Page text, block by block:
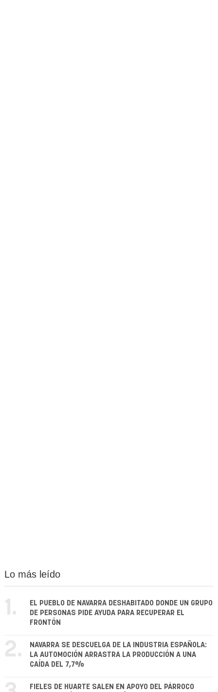
Lo más leído
1.
EL PUEBLO DE NAVARRA DESHABITADO DONDE UN GRUPO
DE PERSONAS PIDE AYUDA PARA RECUPERAR EL
FRONTÓN
2.
NAVARRA SE DESCUELGA DE LA INDUSTRIA ESPAÑOLA:
LA AUTOMOCIÓN ARRASTRA LA PRODUCCIÓN A UNA
CAÍDA DEL 7,7%
FIELES DE HUARTE SALEN EN APOYO DEL PÁRROCO